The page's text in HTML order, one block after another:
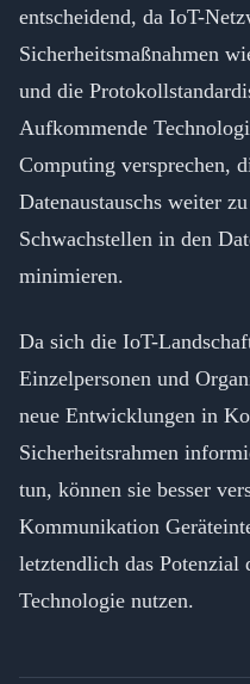
entscheidend, da IoT-
Sicherheitsmaßnahmen
und die
Aufkommende
Computing versprechen,
Datenaustauschs weiter
Schwachstellen in den
minimieren.
Da sich die IoT-
Einzelpersonen und
neue Entwicklungen in
Sicherheitsrahmen
tun, können sie besser
Kommunikation
letztendlich das Potenzial
Technologie nutzen.